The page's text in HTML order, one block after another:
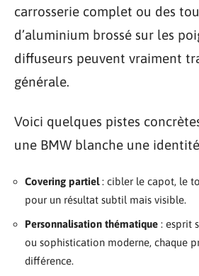
carrosserie complet ou des
d’aluminium brossé sur les
diffuseurs peuvent vraiment
générale.
Voici quelques pistes
une BMW blanche une
Covering partiel: cibler le capot, le
pour un résultat subtil mais visible.
Personnalisation thématique : esprit
ou sophistication moderne, chaque
différence.